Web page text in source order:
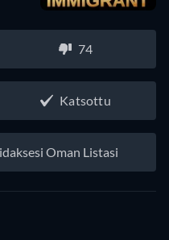
74
Katsottu
Oman Listasi